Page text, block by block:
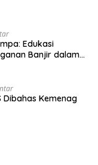
Edukasi
Banjir dalam
Dibahas Kemenag